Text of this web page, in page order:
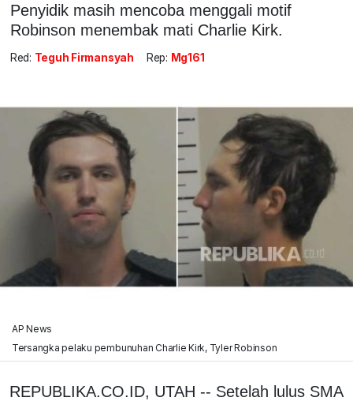
Penyidik masih mencoba menggali motif
Robinson menembak mati Charlie Kirk.
Red: Teguh Firmansyah Rep: Mg161
AP News
Tersangka pelaku pembunuhan Charlie Kirk, Tyler Robinson
REPUBLIKA.CO.ID, UTAH -- Setelah lulus SMA